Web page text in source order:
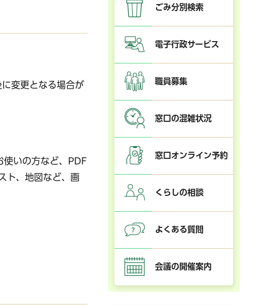
変更となる場合が
使いの方など、PDF
ト、地図など、画
ごみ分別検索
電子行政サービス
職員募集
窓口の混雑状況
窓口オンライン予約
くらしの相談
よくある質問
会議の開催案内